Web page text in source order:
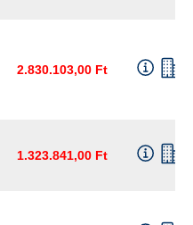
2.830.103,00 Ft
1.323.841,00 Ft